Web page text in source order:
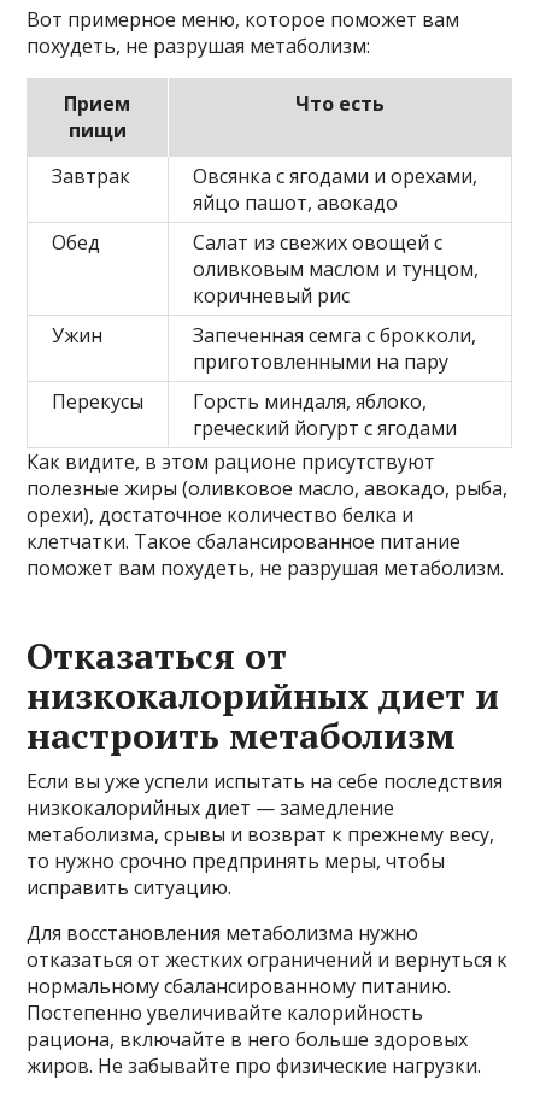
Вот примерное меню, которое поможет вам
похудеть, не разрушая метаболизм:
Прием
пищи
Что есть
Завтрак
Овсянка с ягодами и орехами,
яйцо пашот, авокадо
Обед
Салат из свежих овощей с
оливковым маслом и тунцом,
коричневый рис
Ужин
Запеченная семга с брокколи,
приготовленными на пару
Перекусы
Горсть миндаля, яблоко,
греческий йогурт с ягодами
Как видите, в этом рационе присутствуют
полезные жиры (оливковое масло, авокадо, рыба,
орехи), достаточное количество белка и
клетчатки. Такое сбалансированное питание
поможет вам похудеть, не разрушая метаболизм.
Отказаться от
низкокалорийных диет и
настроить метаболизм
Если вы уже успели испытать на себе последствия
низкокалорийных диет — замедление
метаболизма, срывы и возврат к прежнему весу,
то нужно срочно предпринять меры, чтобы
исправить ситуацию.
Для восстановления метаболизма нужно
отказаться от жестких ограничений и вернуться к
нормальному сбалансированному питанию.
Постепенно увеличивайте калорийность
рациона, включайте в него больше здоровых
жиров. Не забывайте про физические нагрузки.